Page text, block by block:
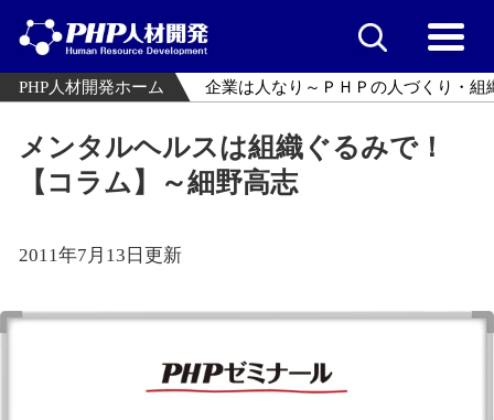
PHP人材開発ホーム 企業は人なり～ＰＨＰの人づくり・組
メンタルヘルスは組織ぐるみで！
【コラム】～細野高志
2011年7月13日更新